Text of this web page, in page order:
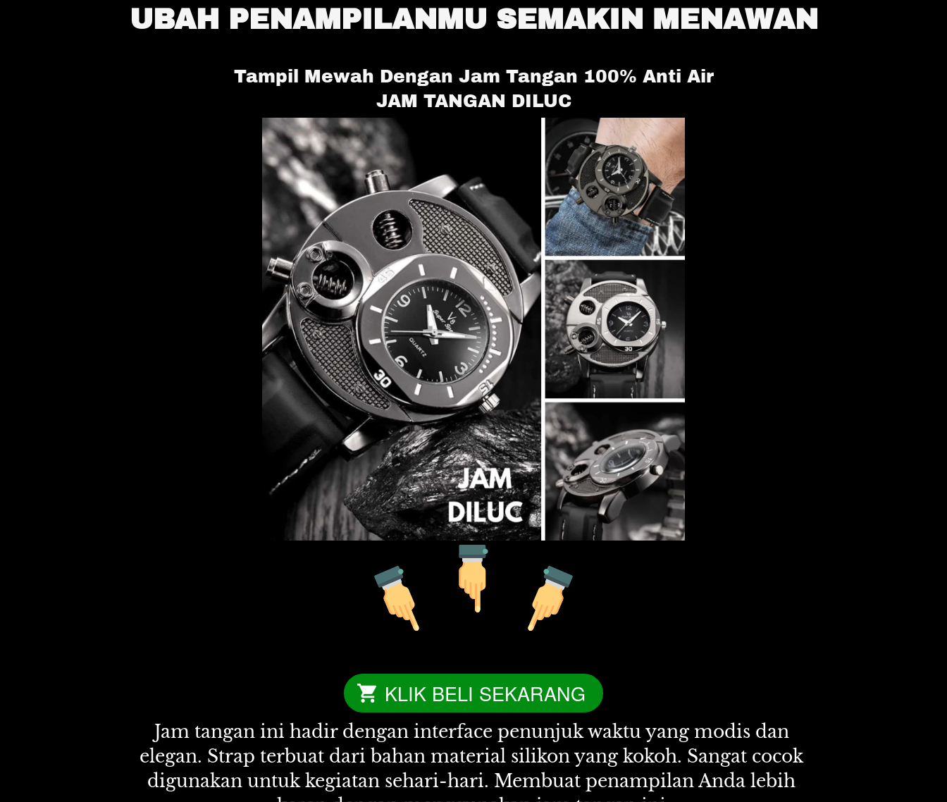
UBAH PENAMPILANMU SEMAKIN MENAWAN
Tampil Mewah Dengan Jam Tangan 100% Anti Air
JAM TANGAN DILUC
` KLIK BELI SEKARANG
Jam tangan ini hadir dengan interface penunjuk waktu yang modis dan
elegan. Strap terbuat dari bahan material silikon yang kokoh. Sangat cocok
digunakan untuk kegiatan sehari-hari. Membuat penampilan Anda lebih